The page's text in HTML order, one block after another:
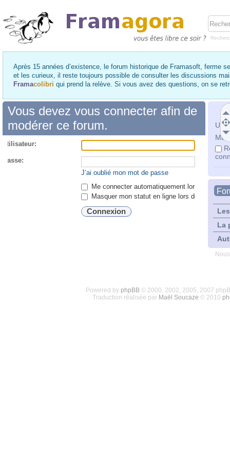
Après 15 années d’existence, le forum historique de Framasoft, ferme
et les curieux, il reste toujours possible de consulter les discussions
Framacolibri qui prend la relève. Si vous avez des questions, on se
Mot
La
Vous devez vous connecter afin de
modérer ce forum.
passe:
J’ai oublié mon mot de passe
Me connecter automatiquement lors de
Masquer mon statut en ligne lors de cette
Powered by phpBB© 2000, 2002, 2005, 2007
Traduction réalisée par Maël Soucaze © 2010